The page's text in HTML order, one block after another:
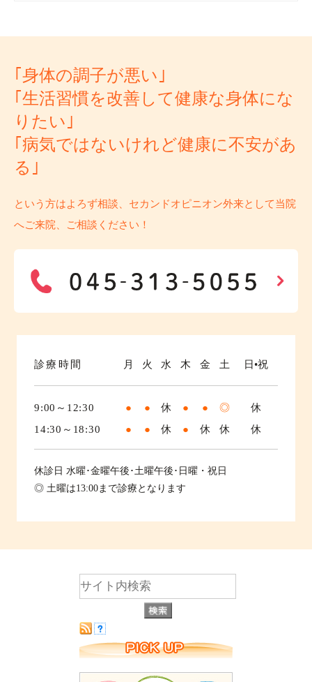
｢身体の調子が悪い｣
｢生活習慣を改善して健康な身体にな
りたい｣
｢病気ではないけれど健康に不安があ
る｣
という方はよろず相談、セカンドオピニオン外来として当院
へご来院、ご相談ください！
診療時間 月 火 水 木 金 土 日•祝
9:00～12:30 ● ● 休 ● ● ◎
休
14:30～18:30
● ● 休 ● 休 休 休
休診日 水曜･金曜午後･土曜午後･日曜・祝日
◎ 土曜は13:00まで診療となります